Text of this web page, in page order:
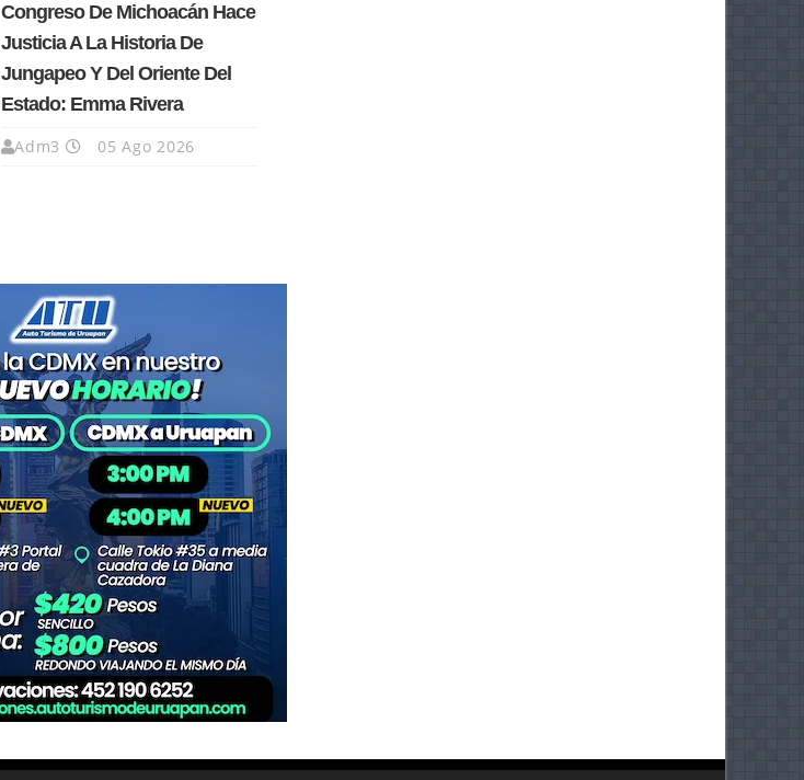
Congreso De Michoacán Hace
Justicia A La Historia De
Jungapeo Y Del Oriente Del
Estado: Emma Rivera
Adm3 05 Ago 2026